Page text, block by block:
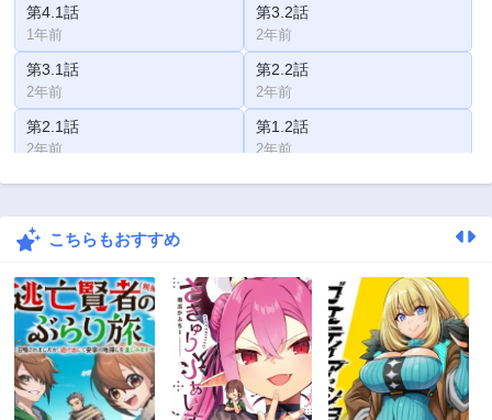
第4.1話
1年前
第3.2話
2年前
第3.1話
2年前
第2.2話
2年前
第2.1話
2年前
第1.2話
2年前
第1.1話 第1話
第0話こちらもおすすめ